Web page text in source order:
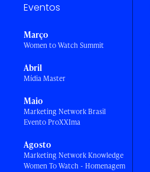
Eventos
Março
Women to Watch Summit
Abril
Mídia Master
Maio
Marketing Network Brasil
Evento ProXXIma
Agosto
Marketing Network Knowledge
Women To Watch - Homenagem